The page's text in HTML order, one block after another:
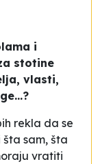
i
stotine
vlasti,
rekla da se
sam, šta
vratiti